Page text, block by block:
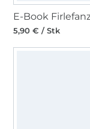
5,90 € / Stk